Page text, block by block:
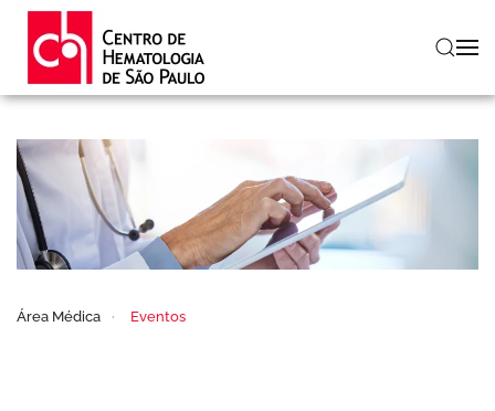
Skip to main content
Área Médica Eventos